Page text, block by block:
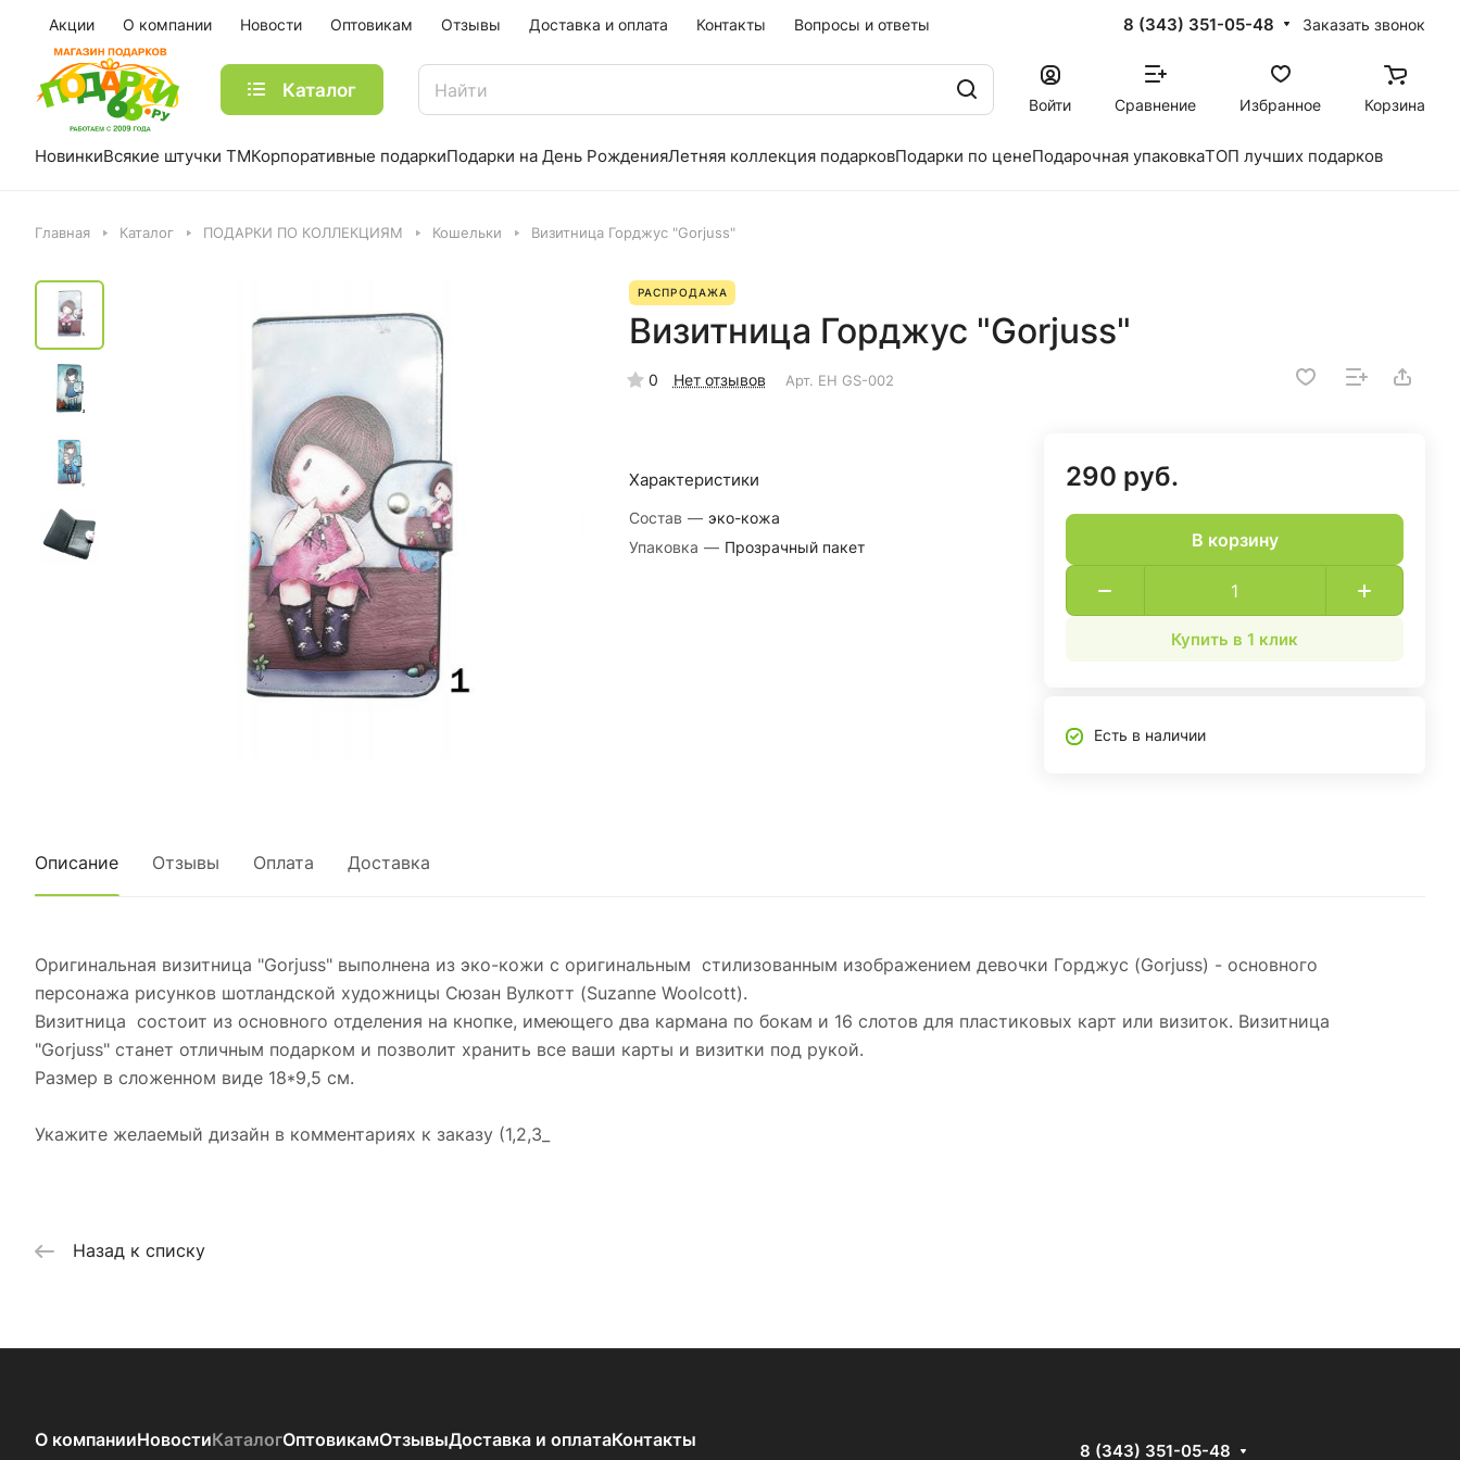
Акции О компании Новости Оптовикам Отзывы Доставка и оплата Контакты Вопросы и ответы 8 (343) 351-05-48 Заказать звонок
Каталог
Войти Сравнение Избранное Корзина
НовинкиВсякие штучки ТМКорпоративные подаркиПодарки на День РожденияЛетняя коллекция подарковПодарки по ценеПодарочная упаковкаТОП лучших подарков
Главная Каталог ПОДАРКИ ПО КОЛЛЕКЦИЯМ Кошельки Визитница Горджус "Gorjuss"
РАСПРОДАЖА
Визитница Горджус "Gorjuss"
0 Нет отзывов Арт. EH GS-002
Характеристики
Состав — эко-кожа
Упаковка — Прозрачный пакет
290 руб.
В корзину
Купить в 1 клик
Есть в наличии
Описание Отзывы Оплата Доставка
Оригинальная визитница "Gorjuss" выполнена из эко-кожи с оригинальным стилизованным изображением девочки Горджус (Gorjuss) - основного
персонажа рисунков шотландской художницы Сюзан Вулкотт (Suzanne Woolcott).
Визитница состоит из основного отделения на кнопке, имеющего два кармана по бокам и 16 слотов для пластиковых карт или визиток. Визитница
"Gorjuss" станет отличным подарком и позволит хранить все ваши карты и визитки под рукой.
Размер в сложенном виде 18*9,5 см.
Укажите желаемый дизайн в комментариях к заказу (1,2,3_
Назад к списку
О компанииНовостиКаталогОптовикамОтзывыДоставка и оплатаКонтакты
8 (343) 351-05-48